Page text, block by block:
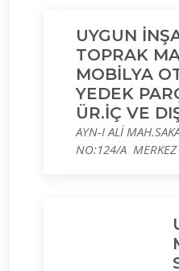
UYGUN
TOPRAK
MOBİLYA
YEDEK
ÜR.İÇ VE
AYN-I ALİ
NO:124/A MERKEZ